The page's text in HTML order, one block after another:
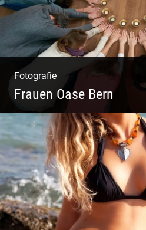
Fotografie
Frauen Oase Bern
Yoga Fotografie |
Farben | Wilde Formen